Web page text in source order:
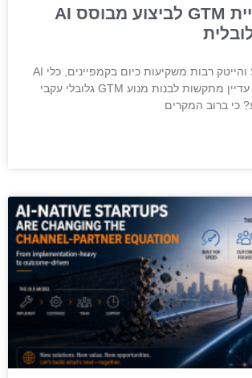
מאסטרטגיית GTM לביצוע מבוסס AI
חברות SaaS, AI והייטק רבות משקיעות כיום בקמפיינים, כלי AI
ואוטומציה – אך עדיין מתקשות לבנות מנוע GTM גלובלי עקבי
כי ברוב המקרים